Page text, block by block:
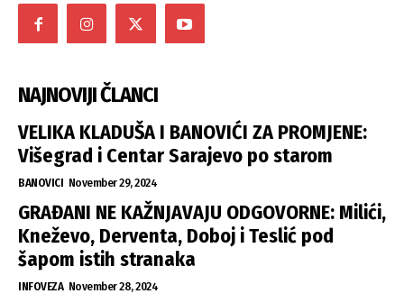
NAJNOVIJI ČLANCI
VELIKA KLADUŠA I BANOVIĆI ZA PROMJENE:
Višegrad i Centar Sarajevo po starom
BANOVICI November 29, 2024
GRAĐANI NE KAŽNJAVAJU ODGOVORNE: Milići,
Kneževo, Derventa, Doboj i Teslić pod
šapom istih stranaka
INFOVEZA November 28, 2024